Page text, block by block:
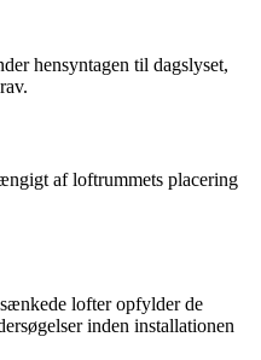
hensyntagen til dagslyset,
af loftrummets placering
lofter opfylder de
inden installationen